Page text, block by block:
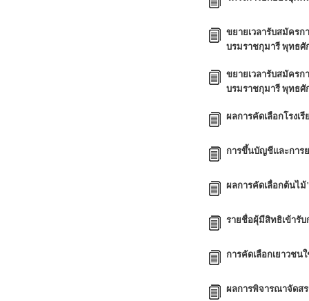
ขยายเวลารับสมัครก
บรมราชกุมารี พุทธศั
ขยายเวลารับสมัครก
บรมราชกุมารี พุทธศั
ผลการคัดเลือกโรงเ
การขึ้นบัญชีและการ
ผลการคัดเลื่อกต้นไ
รายชื่อผุ้มีสิทธิเข้ารั
การคัดเลือกเยาวช
ผลการพิจารณาจัดส